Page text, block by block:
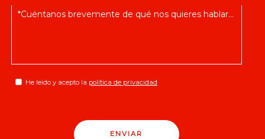
He leido y acepto la política de privacidad
ENVIAR